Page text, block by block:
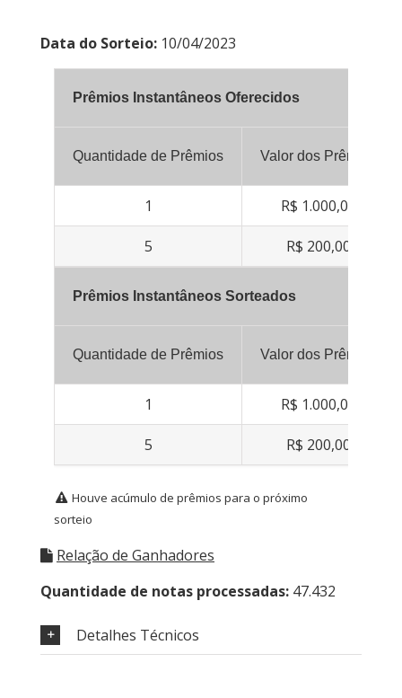
Data do Sorteio: 10/04/2023
Prêmios Instantâneos Oferecidos
Quantidade de Prêmios Valor dos Prêmios
1 R$ 1.000,00
5 R$ 200,00
Prêmios Instantâneos Sorteados
Quantidade de Prêmios Valor dos Prêmios
1 R$ 1.000,00
5 R$ 200,00
Houve acúmulo de prêmios para o próximo
sorteio
Relação de Ganhadores
Quantidade de notas processadas: 47.432
Detalhes Técnicos